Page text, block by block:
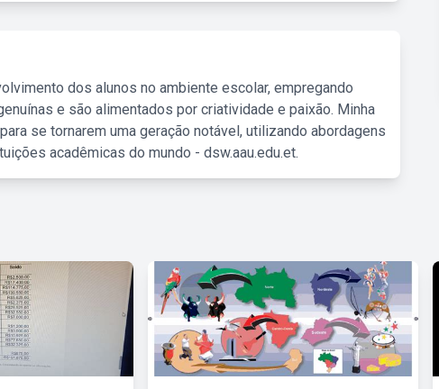
dos alunos no ambiente escolar, empregando
e são alimentados por criatividade e paixão. Minha
se tornarem uma geração notável, utilizando abordagens
acadêmicas do mundo - dsw.aau.edu.et.